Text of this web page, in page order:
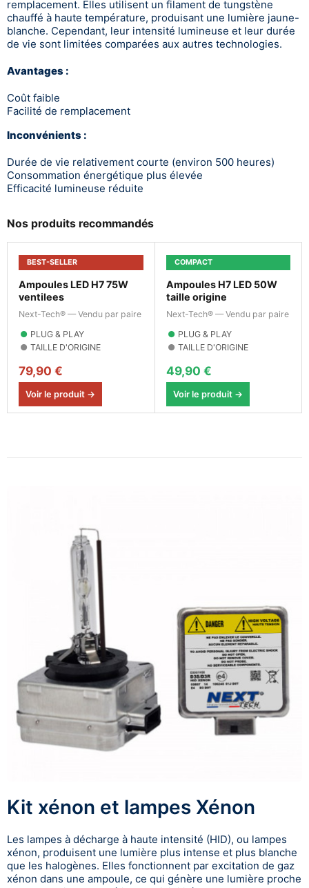
remplacement. Elles utilisent un filament de tungstène
chauffé à haute température, produisant une lumière jaune-
blanche. Cependant, leur intensité lumineuse et leur durée
de vie sont limitées comparées aux autres technologies.
Avantages :
Coût faible
Facilité de remplacement
Inconvénients :
Durée de vie relativement courte (environ 500 heures)
Consommation énergétique plus élevée
Efficacité lumineuse réduite
Nos produits recommandés
BEST-SELLER
Ampoules LED H7 75W
ventilees
Next-Tech® — Vendu par paire
● PLUG & PLAY
● TAILLE D'ORIGINE
79,90 €
Voir le produit →
COMPACT
Ampoules H7 LED 50W
taille origine
Next-Tech® — Vendu par paire
● PLUG & PLAY
● TAILLE D'ORIGINE
49,90 €
Voir le produit →
Kit xénon et lampes Xénon
Les lampes à décharge à haute intensité (HID), ou lampes
xénon, produisent une lumière plus intense et plus blanche
que les halogènes. Elles fonctionnent par excitation de gaz
xénon dans une ampoule, ce qui génère une lumière proche